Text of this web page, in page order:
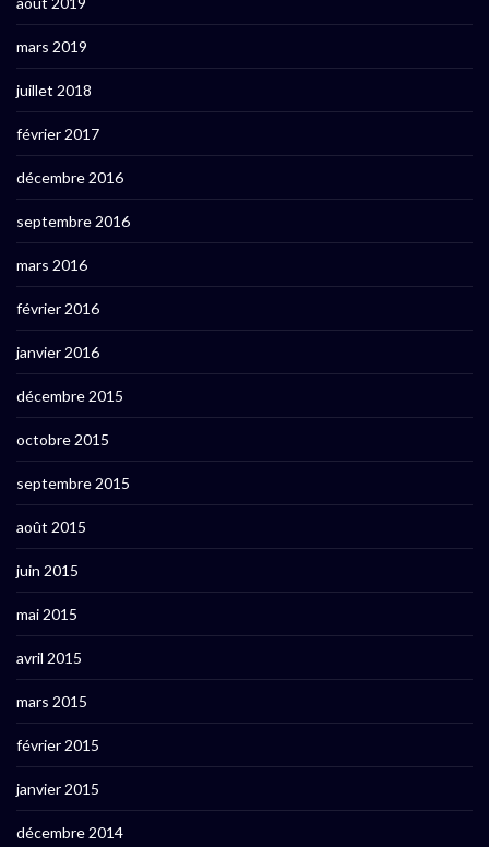
mars 2019
juillet 2018
février 2017
décembre 2016
septembre 2016
mars 2016
février 2016
janvier 2016
décembre 2015
octobre 2015
septembre 2015
août 2015
juin 2015
mai 2015
avril 2015
mars 2015
février 2015
janvier 2015
décembre 2014